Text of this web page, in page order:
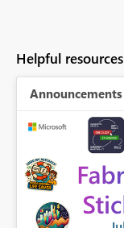
Helpful resources
Announcements